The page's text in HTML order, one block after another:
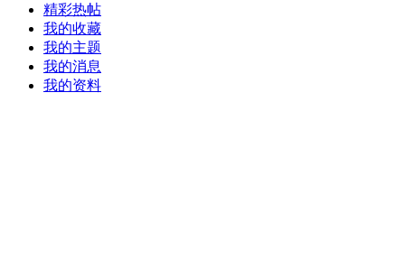
精彩热帖
我的收藏
我的主题
我的消息
我的资料